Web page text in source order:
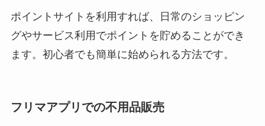
ポイントサイトを利用すれば、日常のショッピン
グやサービス利用でポイントを貯めることができ
ます。初心者でも簡単に始められる方法です。
フリマアプリでの不用品販売